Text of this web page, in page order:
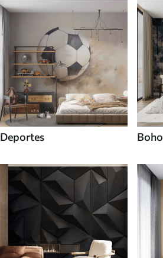
Deportes Boho